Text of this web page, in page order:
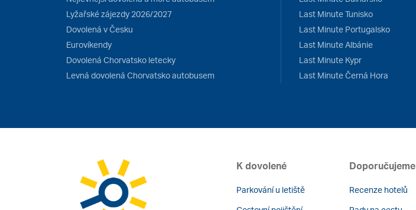
Lyžařské zájezdy 2026/2027
Dovolená v Česku
Eurovíkendy
Dovolená Chorvatsko letecky
Levná dovolená Chorvatsko autobusem
Last Minute Tunisko
Last Minute Portugalsko
Last Minute Albánie
Last Minute Kypr
Last Minute Černá Hora
K dovolené
Parkování u letiště
Doporučujeme
Recenze hotelů